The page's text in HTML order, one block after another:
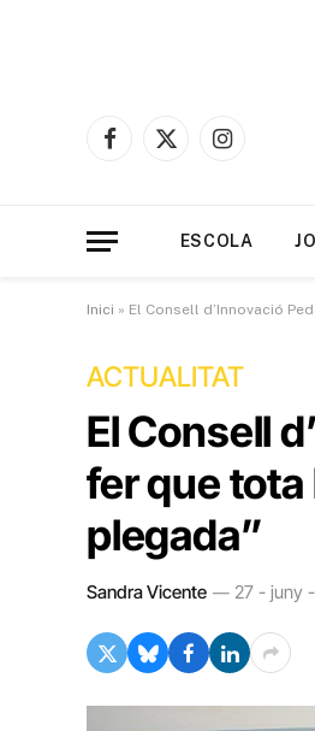
Facebook
X
Instagram
ESCOLA
Inici » El Consell d’Innovació
ACTUALITAT
El Consell
fer que
plegada”
Sandra Vicente 27 - juny